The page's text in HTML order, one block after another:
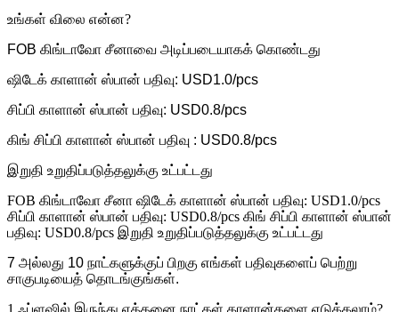
உங்கள் விலை என்ன?
FOB கிங்டாவோ சீனாவை அடிப்படையாகக் கொண்டது
ஷிடேக் காளான் ஸ்பான் பதிவு: USD1.0/pcs
சிப்பி காளான் ஸ்பான் பதிவு: USD0.8/pcs
கிங் சிப்பி காளான் ஸ்பான் பதிவு : USD0.8/pcs
இறுதி உறுதிப்படுத்தலுக்கு உட்பட்டது
FOB கிங்டாவோ சீனா ஷிடேக் காளான் ஸ்பான் பதிவு: USD1.0/pcs
சிப்பி காளான் ஸ்பான் பதிவு: USD0.8/pcs கிங் சிப்பி காளான் ஸ்பான்
பதிவு: USD0.8/pcs இறுதி உறுதிப்படுத்தலுக்கு உட்பட்டது
7 அல்லது 10 நாட்களுக்குப் பிறகு எங்கள் பதிவுகளைப் பெற்று
சாகுபடியைத் தொடங்குங்கள்.
1 ஃப்ளஷில் இருந்து எத்தனை நாட்கள் காளான்களை எடுக்கலாம்?